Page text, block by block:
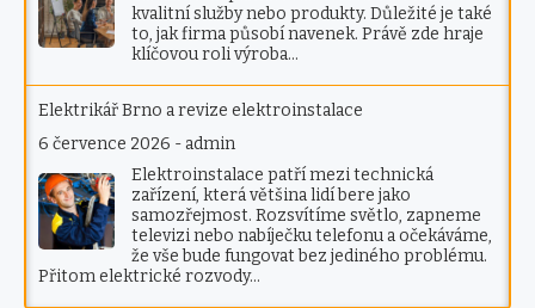
kvalitní služby nebo produkty. Důležité je také
to, jak firma působí navenek. Právě zde hraje
klíčovou roli výroba…
Elektrikář Brno a revize elektroinstalace
6 července 2026 - admin
Elektroinstalace patří mezi technická
zařízení, která většina lidí bere jako
samozřejmost. Rozsvítíme světlo, zapneme
televizi nebo nabíječku telefonu a očekáváme,
že vše bude fungovat bez jediného problému.
Přitom elektrické rozvody…